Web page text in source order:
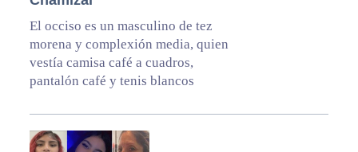
El occiso es un masculino de tez
morena y complexión media, quien
vestía camisa café a cuadros,
pantalón café y tenis blancos